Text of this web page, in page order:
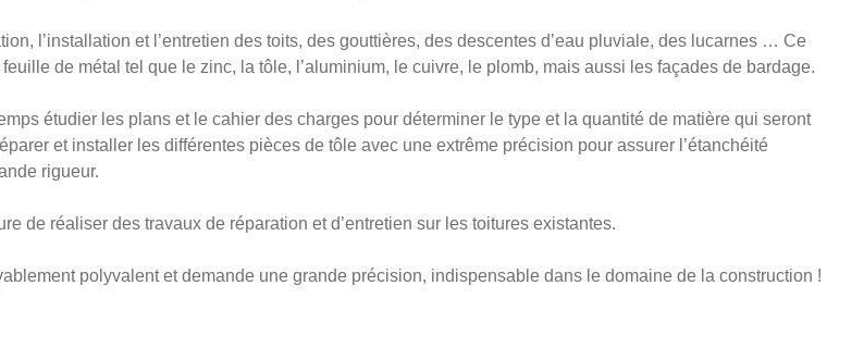
l’installation et l’entretien des toits, des gouttières, des descentes d’eau pluviale, des lucarnes … Ce
de métal tel que le zinc, la tôle, l’aluminium, le cuivre, le plomb, mais aussi les façades de bardage.
étudier les plans et le cahier des charges pour déterminer le type et la quantité de matière qui seront
et installer les différentes pièces de tôle avec une extrême précision pour assurer l’étanchéité
rigueur.
de réaliser des travaux de réparation et d’entretien sur les toitures existantes.
polyvalent et demande une grande précision, indispensable dans le domaine de la construction !